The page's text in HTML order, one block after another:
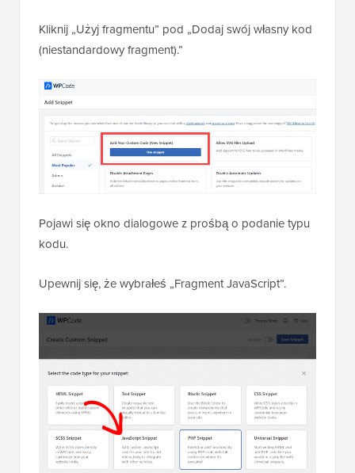
Kliknij „Użyj fragmentu” pod „Dodaj swój własny kod
(niestandardowy fragment).”
Pojawi się okno dialogowe z prośbą o podanie typu
kodu.
Upewnij się, że wybrałeś „Fragment JavaScript”.